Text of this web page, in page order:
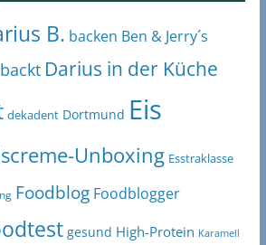
B. backen Ben & Jerry´s
Darius in der Küche
dekadent Dortmund Eis
Unboxing Esstraklasse
Foodblog Foodblogger
gesund High-Protein Karamell